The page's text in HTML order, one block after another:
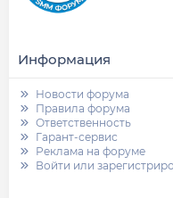
Информация
Новости форума
Правила форума
Ответственность
Гарант-сервис
Реклама на форуме
Войти или